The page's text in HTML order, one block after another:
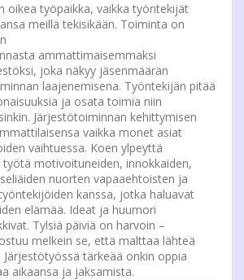
oikea työpaikka, vaikka työntekijät
meillä tekisikään. Toiminta on
ammattimaisemmaksi
joka näkyy jäsenmäärän
laajenemisena. Työntekijän pitää
ja osata toimia niin
Järjestötoiminnan kehittymisen
vaikka monet asiat
vaihtuessa. Koen ylpeyttä
työtä motivoituneiden, innokkaiden,
nuorten vapaaehtoisten ja
kanssa, jotka haluavat
elämää. Ideat ja huumori
Tylsiä päiviä on harvoin –
melkein se, että malttaa lähteä
tärkeää onkin oppia
aikaansa ja jaksamista.